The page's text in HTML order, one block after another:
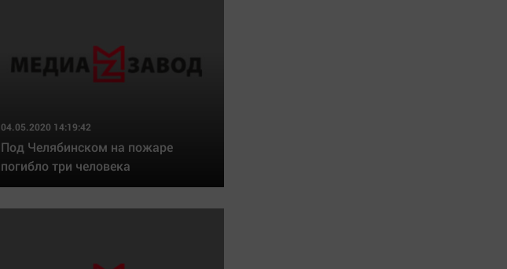
04.05.2020 14:19:42
Под Челябинском на пожаре
погибло три человека